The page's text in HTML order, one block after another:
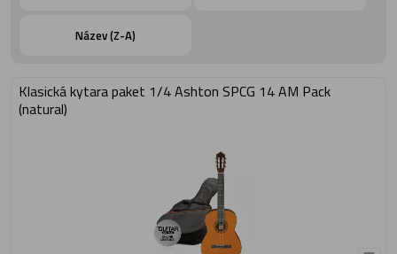
Název (Z-A)
Klasická kytara paket 1/4 Ashton SPCG 14 AM Pack
(natural)